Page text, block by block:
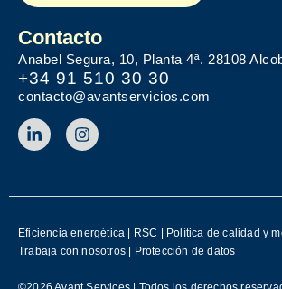
Contacto
Anabel Segura, 10, Planta 4ª. 28108
+34 91 510 30 30
contacto@avantservicios.com
Eficiencia energética | RSC | Política de calidad y
Trabaja con nosotros | Protección de datos